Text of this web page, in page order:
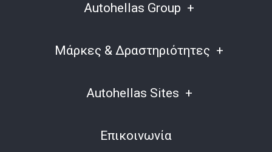
Autohellas Group
Μάρκες & Δραστηριότητες
Autohellas Sites
Επικοινωνία